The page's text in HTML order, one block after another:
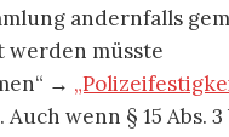
andernfalls
werden müsste
→
Auch wenn § 15 Abs.